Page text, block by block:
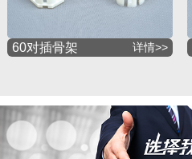
60对插骨架 详情>>